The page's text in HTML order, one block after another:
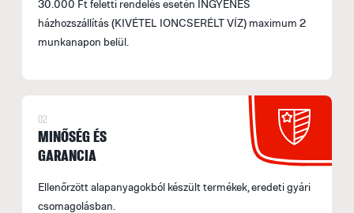
30.000 Ft feletti rendelés esetén INGYENES
házhozszállítás (KIVÉTEL IONCSERÉLT VÍZ) maximum 2
munkanapon belül.
02
MINŐSÉG ÉS
GARANCIA
Ellenőrzött alapanyagokból készült termékek, eredeti gyári
csomagolásban.